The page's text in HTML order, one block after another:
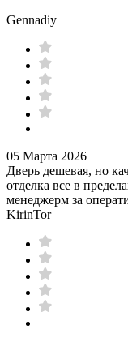
Gennadiy
05 Марта 2026
Дверь дешевая, но
отделка все в
менеджерм за
KirinTor